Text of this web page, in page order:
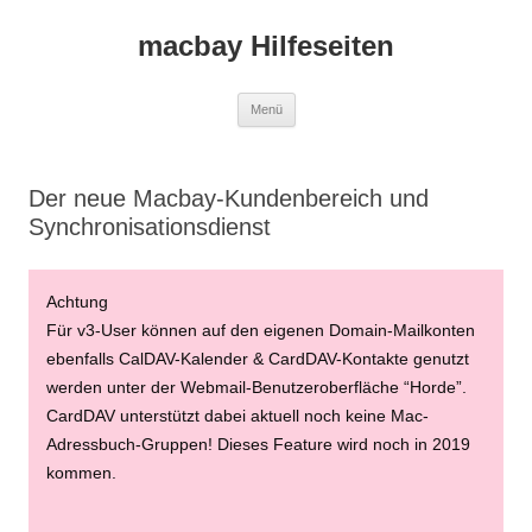
macbay Hilfeseiten
Menü
Der neue Macbay-Kundenbereich und
Synchronisationsdienst
Achtung
Für v3-User können auf den eigenen Domain-Mailkonten
ebenfalls CalDAV-Kalender & CardDAV-Kontakte genutzt
werden unter der Webmail-Benutzeroberfläche “Horde”.
CardDAV unterstützt dabei aktuell noch keine Mac-
Adressbuch-Gruppen! Dieses Feature wird noch in 2019
kommen.